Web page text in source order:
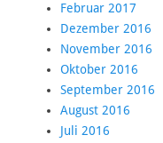
Februar 2017
Dezember 2016
November 2016
Oktober 2016
September 2016
August 2016
Juli 2016